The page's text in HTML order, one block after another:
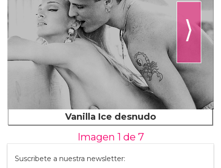
⟩
Vanilla Ice desnudo
Imagen 1 de 7
Suscribete a nuestra newsletter: